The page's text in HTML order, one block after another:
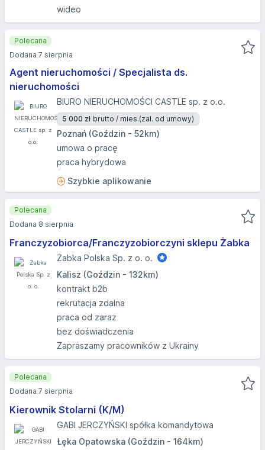
wideo
Agent nieruchomości / Specjalista ds.
nieruchomości
BIURO NIERUCHOMOŚCI CASTLE sp. z o.o.
5 000 zł brutto / mies.(zal. od umowy)
Poznań (Goździn - 52km)
umowa o pracę
praca hybrydowa
Szybkie aplikowanie
Polecana
Dodana 7 sierpnia
Franczyzobiorca/Franczyzobiorczyni sklepu Żabka
Żabka Polska Sp. z o. o.
Kalisz (Goździn - 132km)
kontrakt b2b
rekrutacja zdalna
praca od zaraz
bez doświadczenia
Zapraszamy pracowników z Ukrainy
Polecana
Dodana 8 sierpnia
Kierownik Stolarni (K/M)
GABI JERCZYŃSKI spółka komandytowa
Łęka Opatowska (Goździn - 164km)
Polecana
Dodana 7 sierpnia